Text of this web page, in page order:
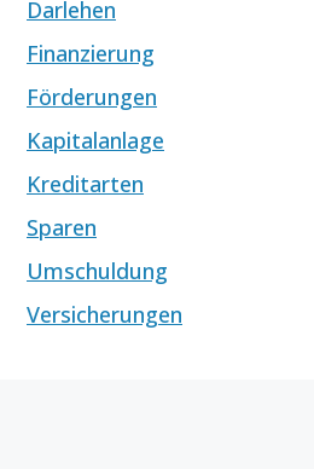
Darlehen
Finanzierung
Förderungen
Kapitalanlage
Kreditarten
Sparen
Umschuldung
Versicherungen